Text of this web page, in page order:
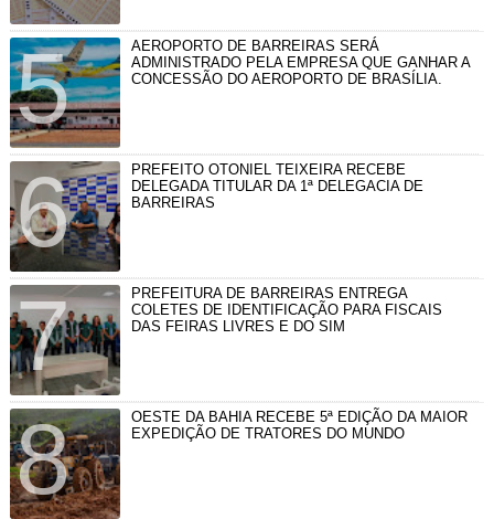
AEROPORTO DE BARREIRAS SERÁ
ADMINISTRADO PELA EMPRESA QUE GANHAR A
CONCESSÃO DO AEROPORTO DE BRASÍLIA.
PREFEITO OTONIEL TEIXEIRA RECEBE
DELEGADA TITULAR DA 1ª DELEGACIA DE
BARREIRAS
PREFEITURA DE BARREIRAS ENTREGA
COLETES DE IDENTIFICAÇÃO PARA FISCAIS
DAS FEIRAS LIVRES E DO SIM
OESTE DA BAHIA RECEBE 5ª EDIÇÃO DA MAIOR
EXPEDIÇÃO DE TRATORES DO MUNDO